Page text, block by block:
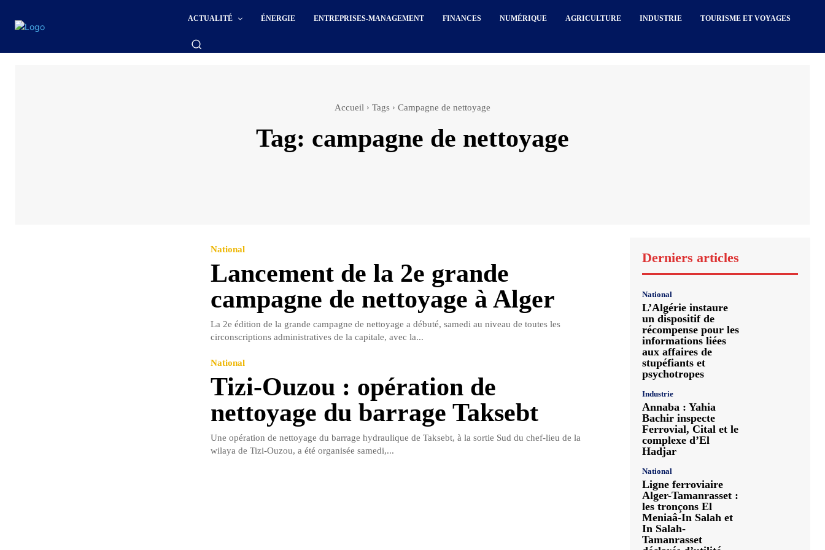
ACTUALITÉ ÉNERGIE ENTREPRISES-MANAGEMENT FINANCES NUMÉRIQUE AGRICULTURE INDUSTRIE TOURISME ET VOYAGES
Accueil Tags Campagne de nettoyage
Tag: campagne de nettoyage
National
Lancement de la 2e grande
campagne de nettoyage à Alger
La 2e édition de la grande campagne de nettoyage a débuté, samedi au niveau de toutes les
circonscriptions administratives de la capitale, avec la...
National
Tizi-Ouzou : opération de
nettoyage du barrage Taksebt
Une opération de nettoyage du barrage hydraulique de Taksebt, à la sortie Sud du chef-lieu de la
wilaya de Tizi-Ouzou, a été organisée samedi,...
Derniers articles
National
L’Algérie instaure
un dispositif de
récompense pour les
informations liées
aux affaires de
stupéfiants et
psychotropes
Industrie
Annaba : Yahia
Bachir inspecte
Ferrovial, Cital et le
complexe d’El
Hadjar
National
Ligne ferroviaire
Alger-Tamanrasset :
les tronçons El
Meniaâ-In Salah et
In Salah-
Tamanrasset